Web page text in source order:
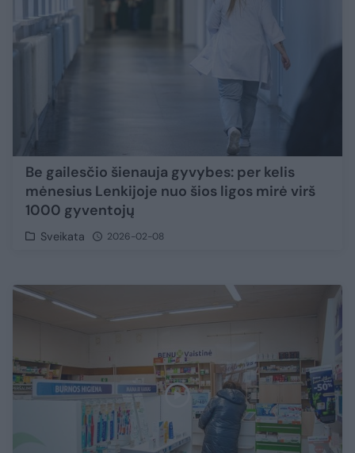
Be gailesčio šienauja gyvybes: per kelis
mėnesius Lenkijoje nuo šios ligos mirė virš
1000 gyventojų
Sveikata 2026-02-08